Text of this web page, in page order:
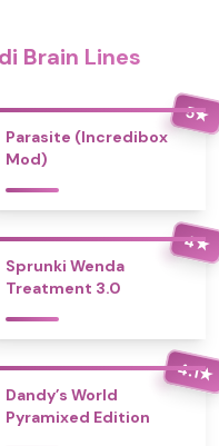
Brain Lines
5★
Parasite (Incredibox
Mod)
4★
Sprunki Wenda
Treatment 3.0
4.1★
Dandy’s World
Pyramixed Edition